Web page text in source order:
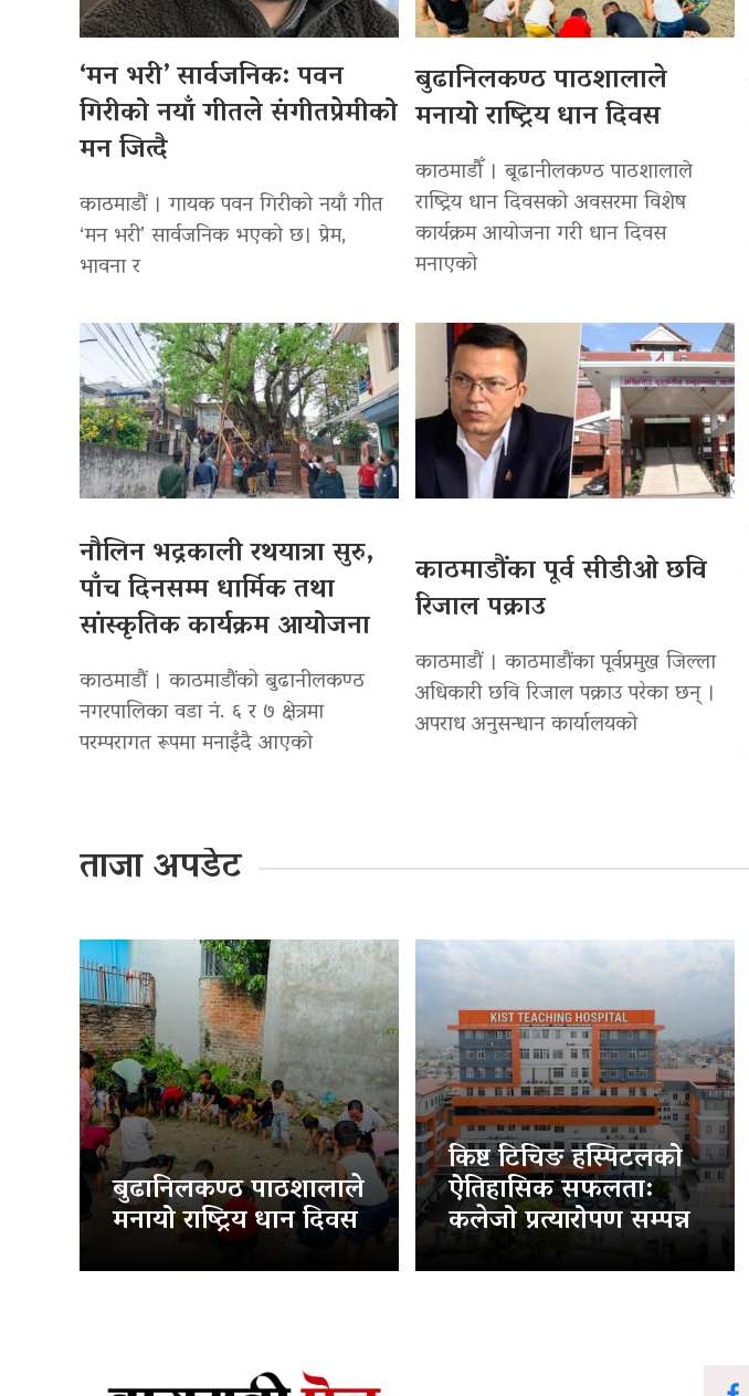
‘मन भरी’ सार्वजनिक: पवन
गिरीको नयाँ गीतले संगीतप्रेमीको
मन जित्दै
काठमाडौं । गायक पवन गिरीको नयाँ गीत
‘मन भरी’ सार्वजनिक भएको छ। प्रेम,
भावना र
बुढानिलकण्ठ पाठशालाले
मनायो राष्ट्रिय धान दिवस
काठमाडौँ । बूढानीलकण्ठ पाठशालाले
राष्ट्रिय धान दिवसको अवसरमा विशेष
कार्यक्रम आयोजना गरी धान दिवस
मनाएको
नौलिन भद्रकाली रथयात्रा सुरु,
पाँच दिनसम्म धार्मिक तथा
सांस्कृतिक कार्यक्रम आयोजना
काठमाडौं । काठमाडौंको बुढानीलकण्ठ
नगरपालिका वडा नं. ६ र ७ क्षेत्रमा
परम्परागत रूपमा मनाइँदै आएको
काठमाडौंका पूर्व सीडीओ छवि
रिजाल पक्राउ
काठमाडौं । काठमाडौंका पूर्वप्रमुख जिल्ला
अधिकारी छवि रिजाल पक्राउ परेका छन् ।
अपराध अनुसन्धान कार्यालयको
ताजा अपडेट
बुढानिलकण्ठ पाठशालाले
मनायो राष्ट्रिय धान दिवस
किष्ट टिचिङ हस्पिटलको
ऐतिहासिक सफलता:
कलेजो प्रत्यारोपण सम्पन्न